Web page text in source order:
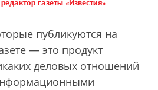
редактор газеты «Известия»
публикуются на
— это продукт
деловых отношений